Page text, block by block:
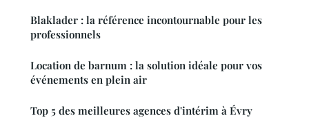
Blaklader : la référence incontournable pour les
professionnels
Location de barnum : la solution idéale pour vos
événements en plein air
Top 5 des meilleures agences d'intérim à Évry